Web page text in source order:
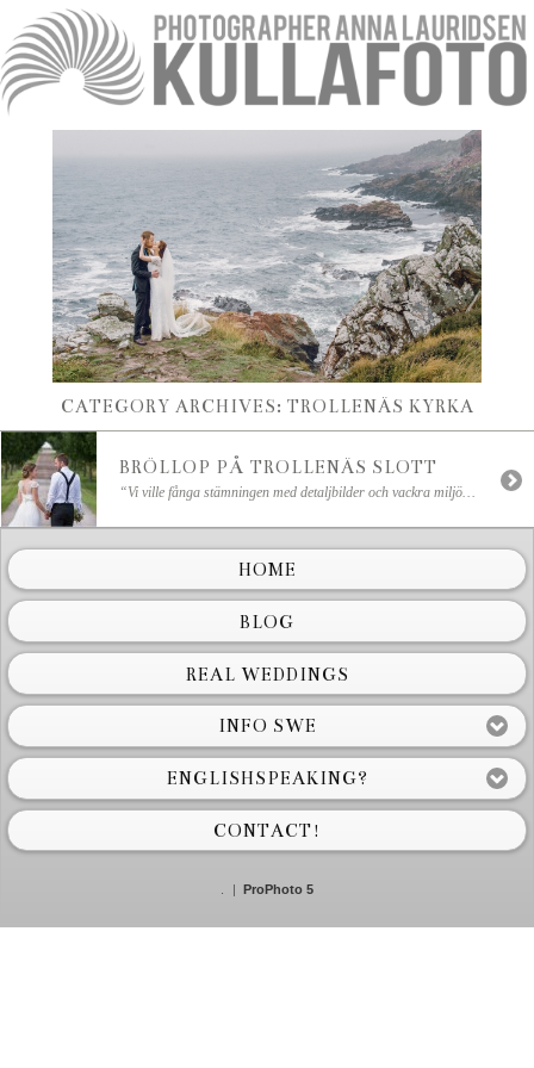
CATEGORY ARCHIVES: TROLLENÄS KYRKA
BRÖLLOP PÅ TROLLENÄS SLOTT
“Vi ville fånga stämningen med detaljbilder och vackra miljöbilder utan att det för den sakens skull blir alltför Pinterrestigt. Vi valde dig som fotograf just därför att vi tyckte att du har en så bra balans mellan “snyggbilder” och “äkta vara”. Detta skrev Anna & Christian, som höll sitt bröllop på Trollenäs Slott. Bröllopet hade inget […]
HOME
BLOG
REAL WEDDINGS
INFO SWE
ENGLISHSPEAKING?
CONTACT!
ProPhoto 5